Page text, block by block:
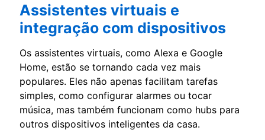
Assistentes virtuais e
integração com dispositivos
Os assistentes virtuais, como Alexa e Google
Home, estão se tornando cada vez mais
populares. Eles não apenas facilitam tarefas
simples, como configurar alarmes ou tocar
música, mas também funcionam como hubs para
outros dispositivos inteligentes da casa.